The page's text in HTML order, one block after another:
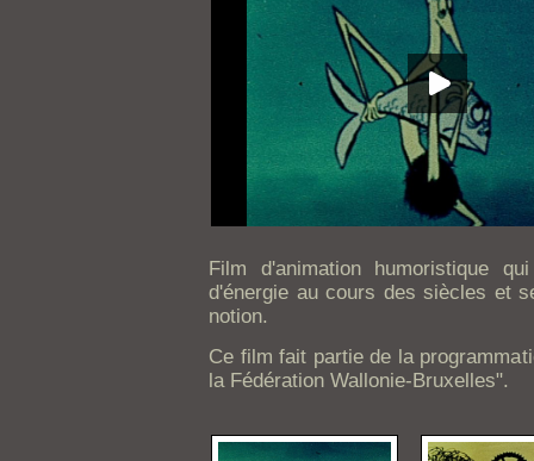
Film d'animation humoristique
d'énergie au cours des siècles et
notion.
Ce film fait partie de la
la Fédération Wallonie-Bruxelles".